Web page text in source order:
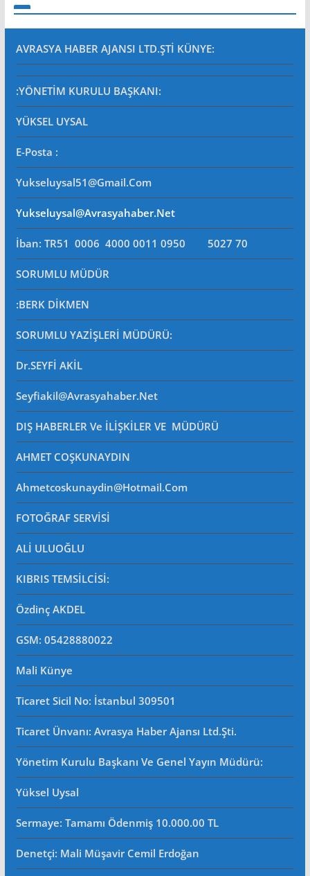
AVRASYA HABER AJANSI LTD.ŞTİ KÜNYE:
:YÖNETİM KURULU BAŞKANI:
YÜKSEL UYSAL
E-Posta :
Yukseluysal51@gmail.com
Yukseluysal@avrasyahaber.net
İban: TR51 0006 4000 0011 0950 5027 70
SORUMLU MÜDÜR
:BERK DİKMEN
SORUMLU YAZİŞLERİ MÜDÜRÜ:
Dr.SEYFİ AKİL
Seyfiakil@avrasyahaber.net
DIŞ HABERLER Ve İLİŞKİLER VE MÜDÜRÜ
AHMET COŞKUNAYDIN
Ahmetcoskunaydin@hotmail.com
FOTOĞRAF SERVİSİ
ALİ ULUOĞLU
KIBRIS TEMSİLCİSİ:
Özdinç AKDEL
GSM: 05428880022
Mali Künye
Ticaret Sicil No: İstanbul 309501
Ticaret Ünvanı: Avrasya Haber Ajansı Ltd.Şti.
Yönetim Kurulu Başkanı Ve Genel Yayın Müdürü:
Yüksel Uysal
Sermaye: Tamamı Ödenmiş 10.000.00 TL
Denetçi: Mali Müşavir Cemil Erdoğan